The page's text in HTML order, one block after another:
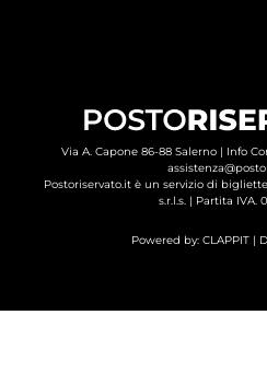
Via A. Capone 86-88 Salerno | Info
Postoriservato.it è un servizio di
s.r.l.s. | Partita IVA.
Powered by: CLAPPIT |